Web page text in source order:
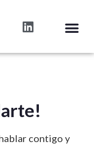
contigo y